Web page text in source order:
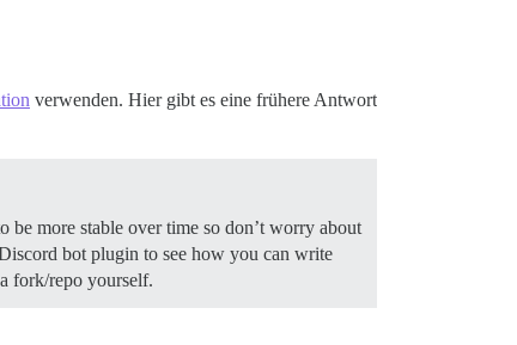
verwenden. Hier gibt es eine frühere Antwort
more stable over time so don’t worry about
bot plugin to see how you can write
fork/repo yourself.